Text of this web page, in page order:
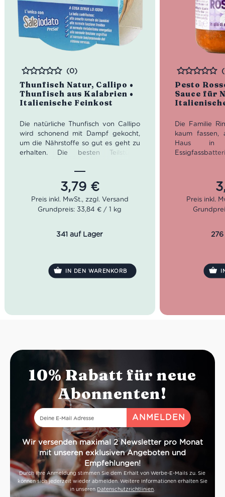
Thunfisch Natur, Callipo •
Thunfisch aus Kalabrien •
Italienische Feinkost
Bewertet
(0)
Die natürliche Thunfisch von Callipo
wird schonend mit Dampf gekocht,
um die Nährstoffe so gut es geht zu
erhalten. Die besten Teilstücke
verpackt. So ist es bei Callipo seit
fünf Generationen Tradition.
Nettogewicht: 160 g
Abtropfgewicht: 112 g
3,79 €
Grundpreis: 33,84 € / 1 kg
341 auf Lager
IN DEN WARENKORB
Pesto
Sauce für
Bewertet
Die Familie
kaum
Haus in
als
Modena
sich daraus
Feinkost
bereit, was
10% Rabatt für neue
Abonnenten!
Wir versenden maximal 2 Newsletter pro Monat
mit unseren exklusiven Angeboten und
Empfehlungen!
Durch Ihre Anmeldung stimmen Sie dem Erhalt von Werbe-E-Mails zu. Sie
können sich jederzeit wieder abmelden. Weitere Informationen erhalten Sie
in unseren Datenschutzrichtlinien